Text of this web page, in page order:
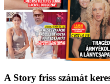
A Story friss számát